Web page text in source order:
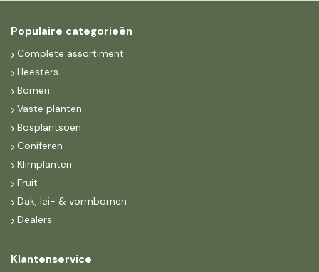
Populaire categorieën
Complete assortiment
Heesters
Bomen
Vaste planten
Bosplantsoen
Coniferen
Klimplanten
Fruit
Dak, lei- & vormbomen
Dealers
Klantenservice